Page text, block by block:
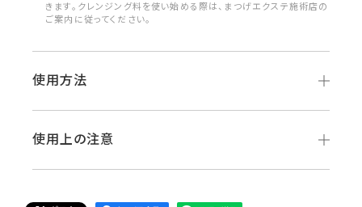
きます。クレンジング料を使い始める際は、まつげエクステ施術店の
ご案内に従ってください。
使用方法
使用上の注意